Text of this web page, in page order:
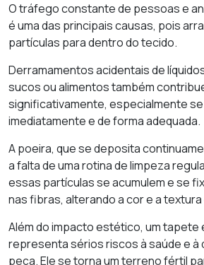
O tráfego constante de pessoas e
é uma das principais causas, pois
partículas para dentro do tecido.
Derramamentos acidentais de
sucos ou alimentos também
significativamente, especialmente
imediatamente e de forma adequada.
A poeira, que se deposita
a falta de uma rotina de limpeza
essas partículas se acumulem e se
nas fibras, alterando a cor e a
Além do impacto estético, um tapete
representa sérios riscos à saúde e à
peça. Ele se torna um terreno fértil